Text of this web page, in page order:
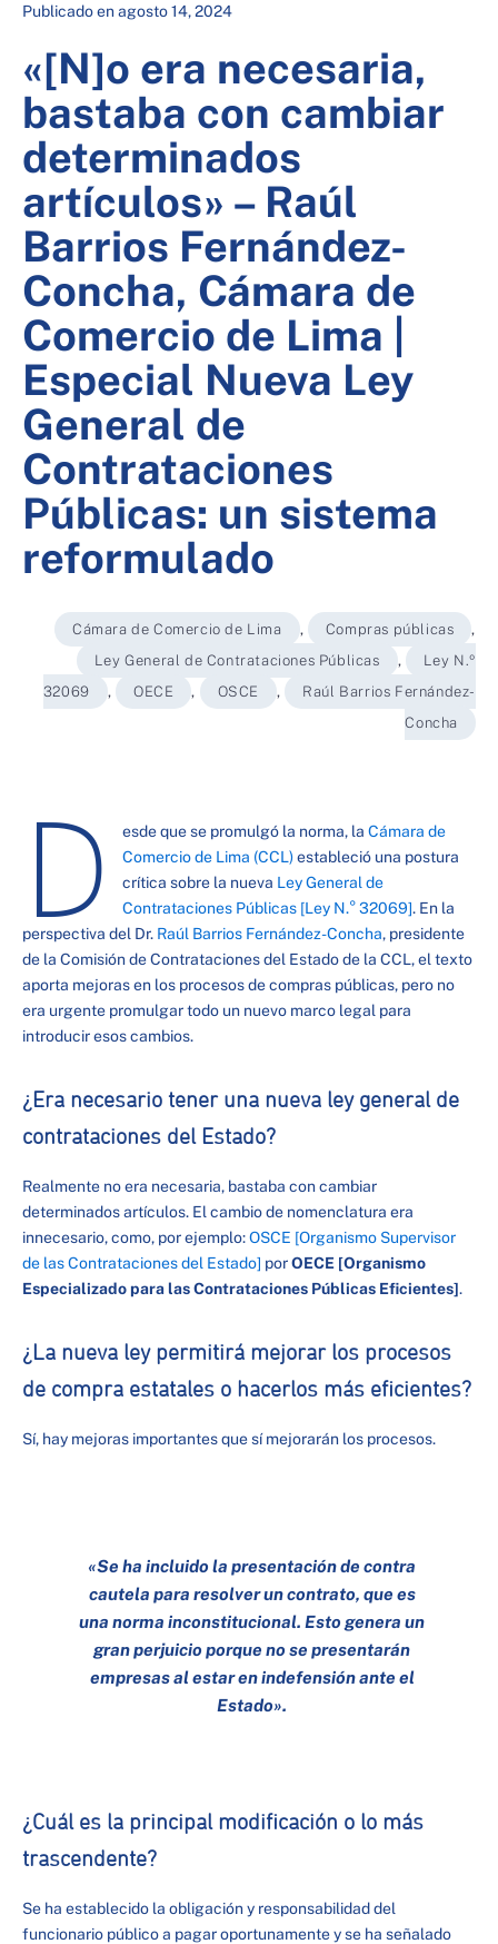
Publicado enagosto 14, 2024
«[N]o era necesaria,
bastaba con cambiar
determinados
artículos» – Raúl
Barrios Fernández-
Concha, Cámara de
Comercio de Lima |
Especial Nueva Ley
General de
Contrataciones
Públicas: un sistema
reformulado
Cámara de Comercio de Lima , Compras públicas
,
Ley General de Contrataciones Públicas
,
Ley N.º
32069
, OECE , OSCE ,
Raúl Barrios Fernández-
Concha
D esde que se promulgó la norma, la Cámara de
Comercio de Lima (CCL)estableció una postura
crítica sobre la nueva Ley General de
Contrataciones Públicas [Ley N.° 32069]. En la
perspectiva del Dr. Raúl Barrios Fernández-Concha, presidente
de la Comisión de Contrataciones del Estado de la CCL, el texto
aporta mejoras en los procesos de compras públicas, pero no
era urgente promulgar todo un nuevo marco legal para
introducir esos cambios.
¿Era necesario tener una nueva ley general de
contrataciones del Estado?
Realmente no era necesaria, bastaba con cambiar
determinados artículos. El cambio de nomenclatura era
innecesario, como, por ejemplo:OSCE [Organismo Supervisor
de las Contrataciones del Estado] porOECE [Organismo
Especializado para las Contrataciones Públicas Eficientes].
¿La nueva ley permitirá mejorar los procesos
de compra estatales o hacerlos más eficientes?
Sí, hay mejoras importantes que sí mejorarán los procesos.
«Se ha incluido la presentación de contra
cautela para resolver un contrato, que es
una norma inconstitucional. Esto genera un
gran perjuicio porque no se presentarán
empresas al estar en indefensión ante el
Estado».
¿Cuál es la principal modificación o lo más
trascendente?
Se ha establecido la obligación y responsabilidad del
funcionario público a pagar oportunamente y se ha señalado